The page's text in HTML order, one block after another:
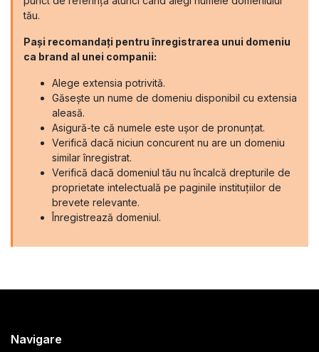
tău.
Pași recomandați pentru înregistrarea unui domeniu
ca brand al unei companii:
Alege extensia potrivită.
Găsește un nume de domeniu disponibil cu extensia
aleasă.
Asigură-te că numele este ușor de pronunțat.
Verifică dacă niciun concurent nu are un domeniu
similar înregistrat.
Verifică dacă domeniul tău nu încalcă drepturile de
proprietate intelectuală pe paginile instituțiilor de
brevete relevante.
Înregistrează domeniul.
Navigare